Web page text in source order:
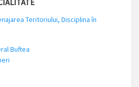
Teritoriului, Disciplina în
Buftea